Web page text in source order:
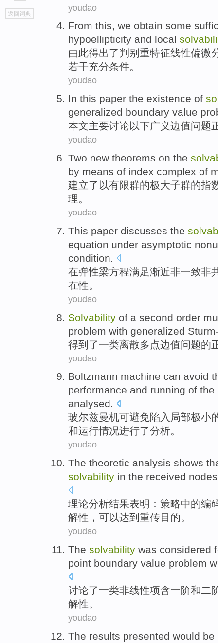
go
top
返回词典
youdao
From this, we obtain some
hypoellipticity and local
由此得出了判别重特征线性偏微
若干充分条件。
youdao
In this paper the existence of
generalized boundary value
本文主要讨论以下广义边值问题
youdao
Two new theorems on the
by means of index complex of
建立了以有限群的极大子群的指
理。
youdao
This paper discusses the
equation under asymptotic
condition.
在弹性梁方程满足渐近非一致非
在性。
youdao
Solvability of a second order
problem with generalized
得到了一类离散多点边值问题的
youdao
Boltzmann machine can avoid
performance and running of the
analysed.
玻尔兹曼机可避免陷入 局部极小
和运行情况进行了分析。
youdao
The theoretic analysis shows
solvability in the received nodes
理论分析结果表明 ：策略中的编
解性，可以达到 重传目的。
youdao
The solvability was considered
point boundary value problem
讨论了一类非线性项含一阶和二
解性。
youdao
The results presented would be